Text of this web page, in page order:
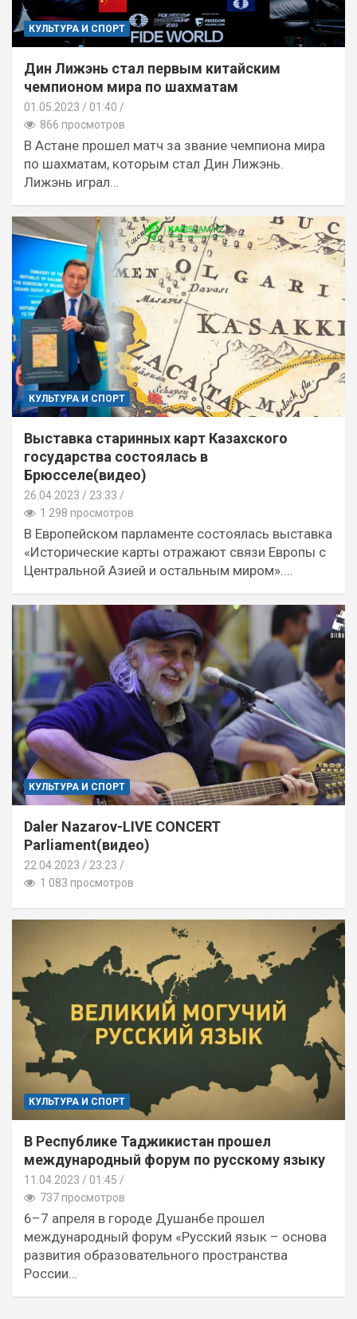
КУЛЬТУРА И СПОРТ
Дин Лижэнь стал первым китайским
чемпионом мира по шахматам
01.05.2023
01:40 /
866 просмотров
В Астане прошел матч за звание чемпиона мира
по шахматам, которым стал Дин Лижэнь.
Лижэнь играл…
КУЛЬТУРА И СПОРТ
Выставка старинных карт Казахского
государства состоялась в
Брюсселе(видео)
26.04.2023
23:33 /
1 298 просмотров
В Европейском парламенте состоялась выставка
«Исторические карты отражают связи Европы с
Центральной Азией и остальным миром».…
КУЛЬТУРА И СПОРТ
Daler Nazarov-LIVE CONCERT
Parliament(видео)
22.04.2023
23:23 /
1 083 просмотров
КУЛЬТУРА И СПОРТ
В Республике Таджикистан прошел
международный форум по русскому языку
11.04.2023
01:45 /
737 просмотров
6–7 апреля в городе Душанбе прошел
международный форум «Русский язык – основа
развития образовательного пространства
России…